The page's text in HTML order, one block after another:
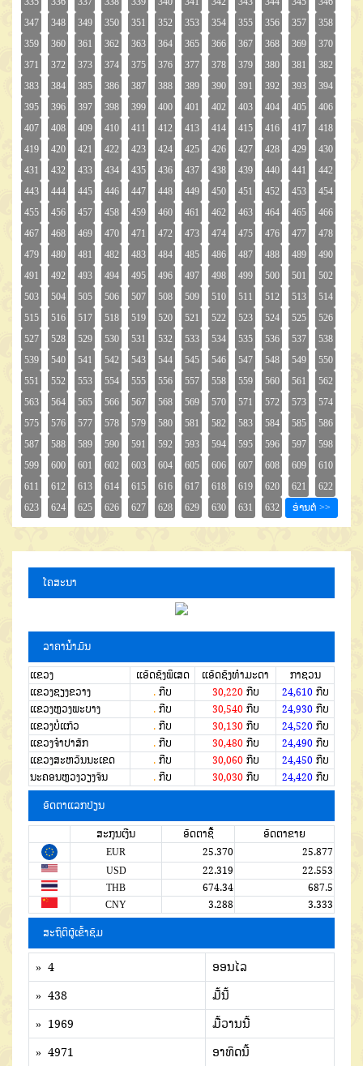
ໂຄສະນາ
ລາຄານໍ້າມັນ
ແຂວງ ແອັດຊັງພິເສດ ແອັດຊັງທຳມະດາ
ກາຊວນ
ແຂວງຊຽງຂວາງ
. ກີບ 30,220ກີບ 24,610ກີບ
ແຂວງຫຼວງພະບາງ
. ກີບ 30,540ກີບ 24,930ກີບ
ແຂວງບໍ່ແກ້ວ
. ກີບ 30,130ກີບ 24,520ກີບ
ແຂວງຈໍາປາສັກ
. ກີບ 30,480ກີບ 24,490ກີບ
ແຂວງສະຫວັນນະເຂດ
. ກີບ 30,060ກີບ 24,450ກີບ
ນະຄອນຫຼວງວຽງຈັນ
. ກີບ 30,030ກີບ 24,420ກີບ
ອັດຕາແລກປ່ຽນ
ສະກຸນເງີນ ອັດຕາຊື້
ອັດຕາຂາຍ
EUR
25.370
25.877
USD
22.319
22.553
THB
674.34
687.5
CNY
3.288 3.333
ສະຖິຕິຜູ້ເຂົ້າຊົມ
» 4
ອອນໄລ
» 438
ມື້ນີ້
» 1969
ມື້ວານນີ້
» 4971
ອາທິດນີ້